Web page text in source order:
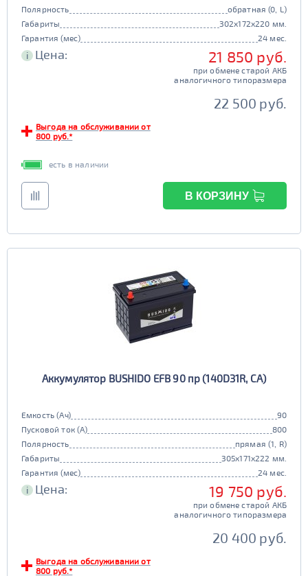
Полярность
обратная (0, L)
Габариты
302x172x220 мм.
Гарантия (мес)
24 мес.
i Цена: 21 850 руб.
при обмене старой АКБ
аналогичного типоразмера
22 500 руб.
Выгода на обслуживании от
800 руб.*
есть в наличии
В КОРЗИНУ
Аккумулятор BUSHIDO EFB 90 пр (140D31R, CA)
Емкость (Ач)
90
Пусковой ток (А)
800
Полярность
прямая (1, R)
Габариты
305x171x222 мм.
Гарантия (мес)
24 мес.
i Цена: 19 750 руб.
при обмене старой АКБ
аналогичного типоразмера
20 400 руб.
Выгода на обслуживании от
800 руб.*